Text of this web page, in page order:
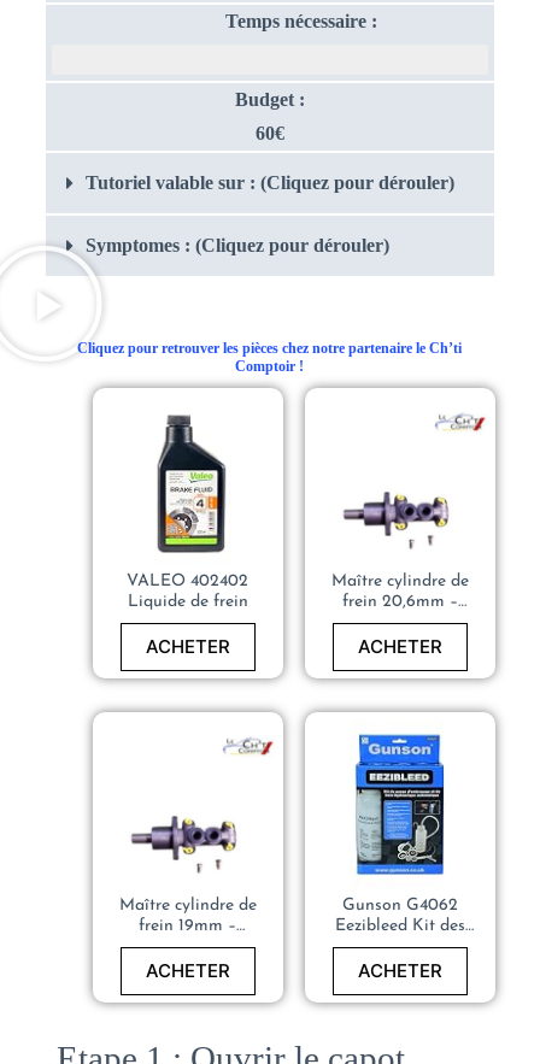
Temps nécessaire :
Budget :
60€
Tutoriel valable sur : (Cliquez pour dérouler)
Symptomes : (Cliquez pour dérouler)
Cliquez pour retrouver les pièces chez notre partenaire le Ch’ti
Comptoir !
VALEO 402402
Liquide de frein
ACHETER
Maître cylindre de
frein 20,6mm –
PEUGEOT 205 GTI,
RALLYE, DTURBO –
ACHETER
Maître cylindre de
frein 19mm –
PEUGEOT 205 GTI,
RALLYE, DTURBO –
ACHETER
Gunson G4062
Eezibleed Kit des
Freins
ACHETER